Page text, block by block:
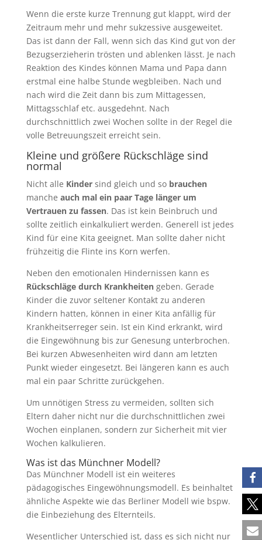
Wenn die erste kurze Trennung gut klappt, wird der
Zeitraum mehr und mehr sukzessive ausgeweitet.
Das ist dann der Fall, wenn sich das Kind gut von der
Bezugserzieherin trösten und ablenken lässt. Je nach
Reaktion des Kindes können Mama und Papa dann
erstmal eine halbe Stunde wegbleiben. Nach und
nach wird die Zeit dann bis zum Mittagessen,
Mittagsschlaf etc. ausgedehnt. Nach
durchschnittlich zwei Wochen sollte in der Regel die
volle Betreuungszeit erreicht sein.
Kleine und größere Rückschläge sind
normal
Nicht alle Kindersind gleich und so brauchen
manche auch mal ein paar Tage länger um
Vertrauen zu fassen. Das ist kein Beinbruch und
sollte zeitlich einkalkuliert werden. Generell ist jedes
Kind für eine Kita geeignet. Man sollte daher nicht
frühzeitig die Flinte ins Korn werfen.
Neben den emotionalen Hindernissen kann es
Rückschläge durch Krankheitengeben. Gerade
Kinder die zuvor seltener Kontakt zu anderen
Kindern hatten, können in einer Kita anfällig für
Krankheitserreger sein. Ist ein Kind erkrankt, wird
die Eingewöhnung bis zur Genesung unterbrochen.
Bei kurzen Abwesenheiten wird dann am letzten
Punkt wieder eingesetzt. Bei längeren kann es auch
mal ein paar Schritte zurückgehen.
Um unnötigen Stress zu vermeiden, sollten sich
Eltern daher nicht nur die durchschnittlichen zwei
Wochen einplanen, sondern zur Sicherheit mit vier
Wochen kalkulieren.
Was ist das Münchner Modell?
Das Münchner Modell ist ein weiteres
pädagogisches Eingewöhnungsmodell. Es beinhaltet
ähnliche Aspekte wie das Berliner Modell wie bspw.
die Einbeziehung des Elternteils.
Wesentlicher Unterschied ist, dass es sich nicht nur